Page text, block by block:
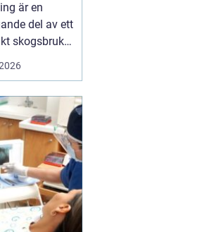
är en
del av ett
skogsbruk
både
utseende
i rätt tid rensa
och
som står i
bästa
får skogen